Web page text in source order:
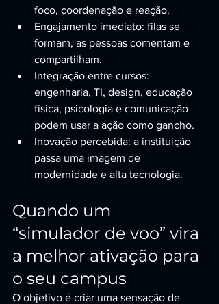
foco, coordenação e reação.
Engajamento imediato: filas se
formam, as pessoas comentam e
compartilham.
Integração entre cursos:
engenharia, TI, design, educação
física, psicologia e comunicação
podem usar a ação como gancho.
Inovação percebida: a instituição
passa uma imagem de
modernidade e alta tecnologia.
Quando um
“simulador de voo” vira
a melhor ativação para
o seu campus
O objetivo é criar uma sensação de